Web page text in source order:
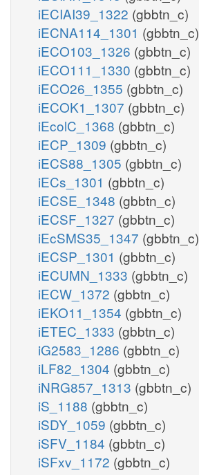
iECIAI39_1322 (gbbtn_c)
iECNA114_1301 (gbbtn_c)
iECO103_1326 (gbbtn_c)
iECO111_1330 (gbbtn_c)
iECO26_1355 (gbbtn_c)
iECOK1_1307 (gbbtn_c)
iEcolC_1368 (gbbtn_c)
iECP_1309 (gbbtn_c)
iECS88_1305 (gbbtn_c)
iECs_1301 (gbbtn_c)
iECSE_1348 (gbbtn_c)
iECSF_1327 (gbbtn_c)
iEcSMS35_1347 (gbbtn_c)
iECSP_1301 (gbbtn_c)
iECUMN_1333 (gbbtn_c)
iECW_1372 (gbbtn_c)
iEKO11_1354 (gbbtn_c)
iETEC_1333 (gbbtn_c)
iG2583_1286 (gbbtn_c)
iLF82_1304 (gbbtn_c)
iNRG857_1313 (gbbtn_c)
iS_1188 (gbbtn_c)
iSDY_1059 (gbbtn_c)
iSFV_1184 (gbbtn_c)
iSFxv_1172 (gbbtn_c)